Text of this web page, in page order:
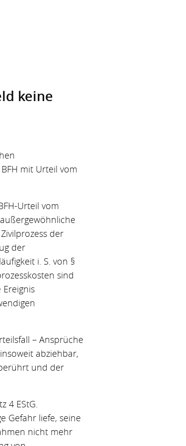
keine
mit Urteil vom
Urteil vom
der
der
i. S. von §
sind
– Ansprüche
abziehbar,
und der
4 EStG.
Gefahr liefe, seine
nicht mehr